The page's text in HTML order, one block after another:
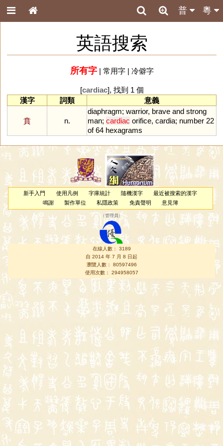
粵
普
英語搜索
所有字| 常用字| 冷僻字
[cardiac], 找到 1 個
漢字
詞類 意義
賁 n.
diaphragm; warrior, brave and strong
man; cardiac orifice, cardia; number 22
of 64 hexagrams
新手入門 使用凡例 字庫統計 隨機漢字
最近被搜索的漢字
鳴謝
製作單位 私隱政策 免責聲明 意見簿
（管理員 ）
在線人數： 3189
自 2014 年 7 月 8 日起
瀏覽人數： 80597496
使用次數： 294958057